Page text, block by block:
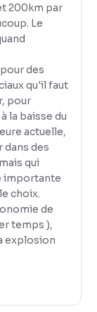
200km par
Le
des
qu'il faut
pour
la baisse du
actuelle,
dans des
qui
importante
choix.
de
temps ),
explosion